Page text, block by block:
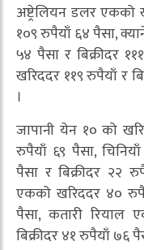
अष्ट्रेलियन डलर एकको
१०९ रुपैयाँ ६४ पैसा,
५४ पैसा र बिक्रीदर
खरिददर ११९ रुपैयाँ र
।
जापानी येन १० को
रुपैयाँ ६९ पैसा,
पैसा र बिक्रीदर २२
एकको खरिददर ४०
पैसा, कतारी रियाल
बिक्रीदर ४१ रुपैयाँ ७६